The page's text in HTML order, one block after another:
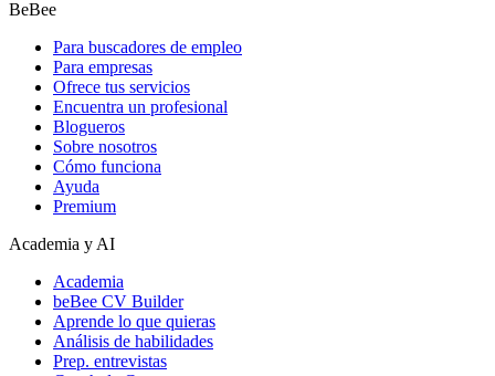
BeBee
Para buscadores de empleo
Para empresas
Ofrece tus servicios
Encuentra un profesional
Blogueros
Sobre nosotros
Cómo funciona
Ayuda
Premium
Academia y AI
Academia
beBee CV Builder
Aprende lo que quieras
Análisis de habilidades
Prep. entrevistas